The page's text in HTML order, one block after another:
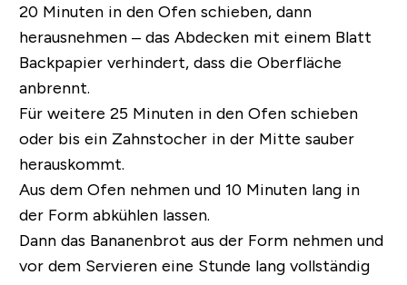
20 Minuten in den Ofen schieben, dann
herausnehmen – das Abdecken mit einem Blatt
Backpapier verhindert, dass die Oberfläche
anbrennt.
Für weitere 25 Minuten in den Ofen schieben
oder bis ein Zahnstocher in der Mitte sauber
herauskommt.
Aus dem Ofen nehmen und 10 Minuten lang in
der Form abkühlen lassen.
Dann das Bananenbrot aus der Form nehmen und
vor dem Servieren eine Stunde lang vollständig